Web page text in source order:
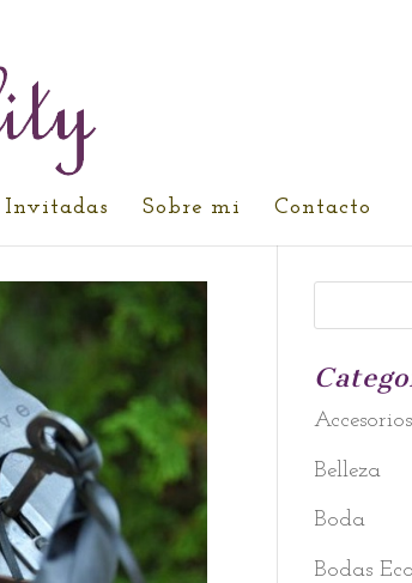
Invitadas Sobre mi Contacto
Belleza
Boda
Bodas